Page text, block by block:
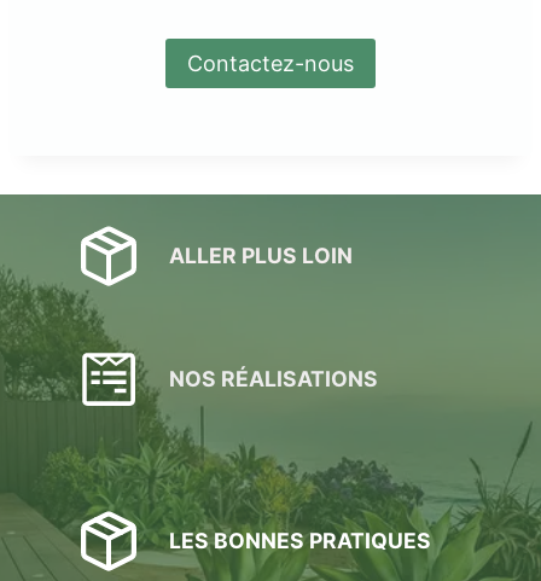
Contactez-nous
ALLER PLUS LOIN
NOS RÉALISATIONS
LES BONNES PRATIQUES